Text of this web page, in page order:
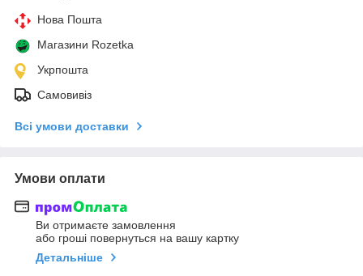
Нова Пошта
Магазини Rozetka
Укрпошта
Самовивіз
Всі умови доставки
Умови оплати
Ви отримаєте замовлення
або гроші повернуться на вашу картку
Детальніше